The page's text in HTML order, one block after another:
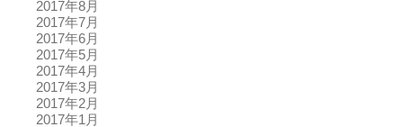
2017年8月
2017年7月
2017年6月
2017年5月
2017年4月
2017年3月
2017年2月
2017年1月